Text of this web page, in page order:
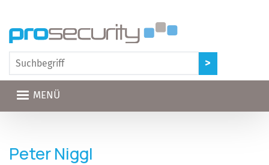
MENÜ
Peter Niggl